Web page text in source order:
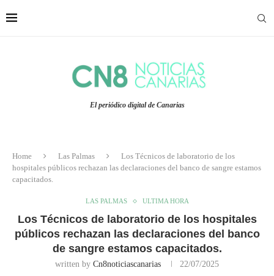
El periódico digital de Canarias
Home Las Palmas
Los Técnicos de laboratorio de los
hospitales públicos rechazan las declaraciones del banco de sangre estamos
capacitados.
LAS PALMAS ULTIMA HORA
Los Técnicos de laboratorio de los hospitales
públicos rechazan las declaraciones del banco
de sangre estamos capacitados.
written by Cn8noticiascanarias 22/07/2025